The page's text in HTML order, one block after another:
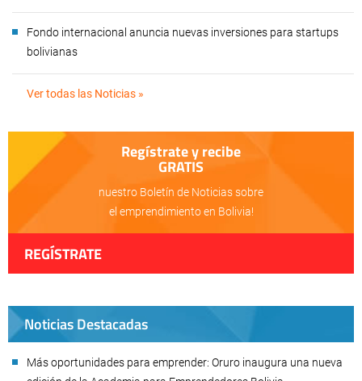
Fondo internacional anuncia nuevas inversiones para startups
bolivianas
Ver todas las Noticias »
Regístrate y recibe
GRATIS
nuestro Boletín de Noticias sobre
el emprendimiento en Bolivia!
REGÍSTRATE
Noticias Destacadas
Más oportunidades para emprender: Oruro inaugura una nueva